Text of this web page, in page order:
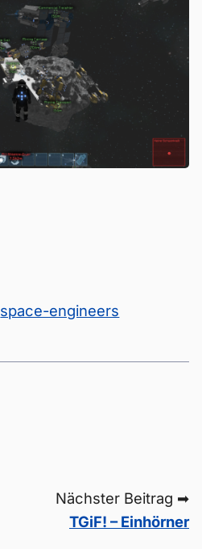
space-engineers
Nächster Beitrag ➡
TGiF! – Einhörner